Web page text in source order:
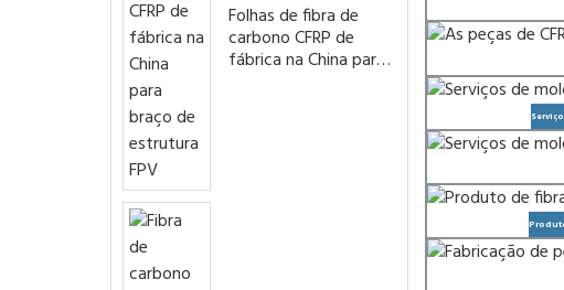
Folhas de fibra de
carbono CFRP de
fábrica na China para